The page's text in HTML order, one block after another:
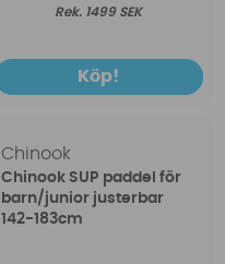
1499 SEK
Köp!
Chinook
Chinook SUP paddel för
barn/junior justerbar
142-183cm